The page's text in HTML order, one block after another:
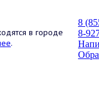
в городе
.
8
8-